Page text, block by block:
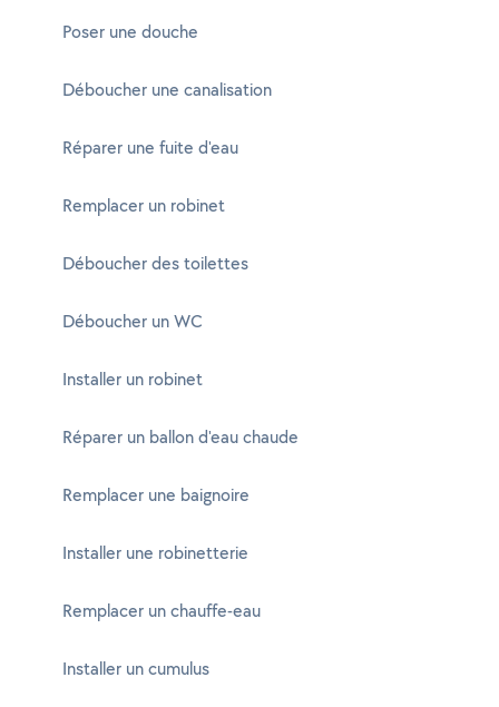
Poser une douche
Déboucher une canalisation
Réparer une fuite d'eau
Remplacer un robinet
Déboucher des toilettes
Déboucher un WC
Installer un robinet
Réparer un ballon d'eau chaude
Remplacer une baignoire
Installer une robinetterie
Remplacer un chauffe-eau
Installer un cumulus